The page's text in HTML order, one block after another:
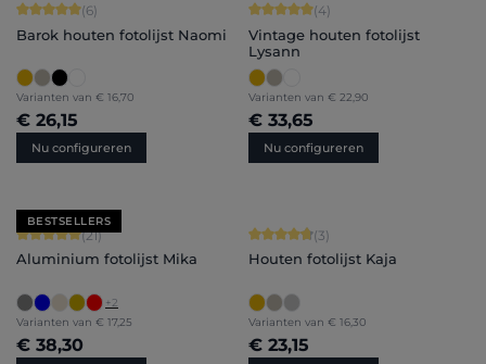
Gemiddelde waardering van 5 van 5 sterren
(6)
Barok houten fotolijst Naomi
Varianten van € 16,70
€ 26,15
Nu configureren
Gemiddelde waardering van 5 van 5
(4)
Vintage houten fotolijst
Lysann
Varianten van € 22,90
€ 33,65
Nu configureren
BESTSELLERS
Gemiddelde waardering van 5 van 5 sterren
(21)
Aluminium fotolijst Mika
+2
Varianten van € 17,25
€ 38,30
Gemiddelde waardering van 4.67
(3)
Houten fotolijst Kaja
Varianten van € 16,30
€ 23,15